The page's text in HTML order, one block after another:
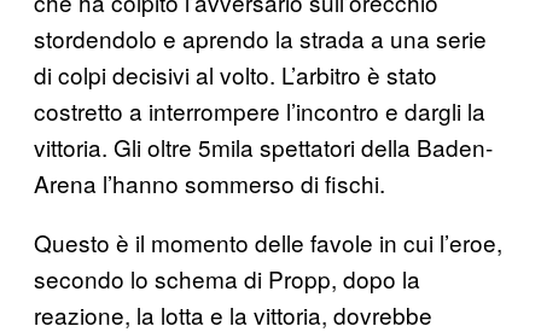
stordendolo e aprendo la strada a una serie
di colpi decisivi al volto. L’arbitro è stato
costretto a interrompere l’incontro e dargli la
vittoria. Gli oltre 5mila spettatori della Baden-
Arena l’hanno sommerso di fischi.
Questo è il momento delle favole in cui l’eroe,
secondo lo schema di Propp, dopo la
reazione, la lotta e la vittoria, dovrebbe